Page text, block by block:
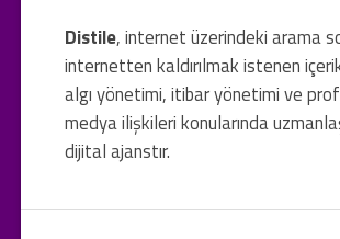
Distile, internet üzerindeki arama
internetten kaldırılmak istenen
algı yönetimi, itibar yönetimi ve
medya ilişkileri konularında
dijital ajanstır.